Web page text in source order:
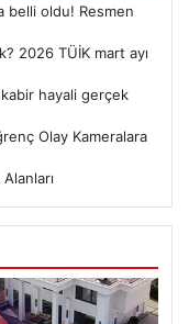
belli oldu! Resmen
2026 TÜİK mart ayı
hayali gerçek
Olay Kameralara